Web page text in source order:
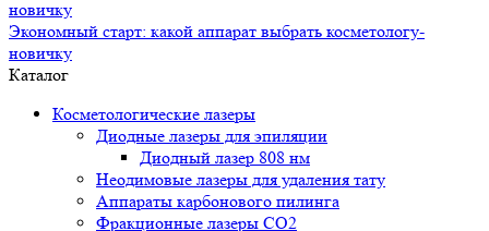
Экономный старт: какой аппарат выбрать косметологу-
новичку
Каталог
Косметологические лазеры
Диодные лазеры для эпиляции
Диодный лазер 808 нм
Неодимовые лазеры для удаления тату
Аппараты карбонового пилинга
Фракционные лазеры CO2